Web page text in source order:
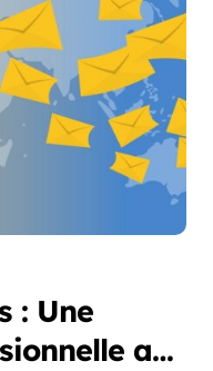
: Une
au